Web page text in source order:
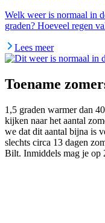
Welk weer is normaal in
graden? Hoeveel regen
Lees meer
Toename
1,5 graden warmer dan
kijken naar het aantal
we dat dit aantal bijna is
slechts circa 13 dagen
Bilt. Inmiddels mag je op